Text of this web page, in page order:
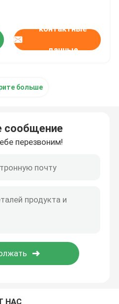
контактные
данные
больше
сообщение
перезвоним!
НАС